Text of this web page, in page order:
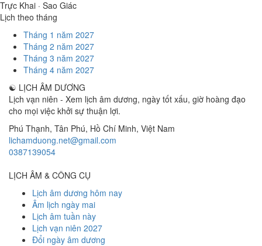
Trực Khai · Sao Giác
Lịch theo tháng
Tháng 1 năm 2027
Tháng 2 năm 2027
Tháng 3 năm 2027
Tháng 4 năm 2027
☯ LỊCH ÂM DƯƠNG
Lịch vạn niên - Xem lịch âm dương, ngày tốt xấu, giờ hoàng đạo
cho mọi việc khởi sự thuận lợi.
Phú Thạnh, Tân Phú, Hồ Chí Minh, Việt Nam
lichamduong.net@gmail.com
0387139054
LỊCH ÂM & CÔNG CỤ
Lịch âm dương hôm nay
Âm lịch ngày mai
Lịch âm tuần này
Lịch vạn niên 2027
Đổi ngày âm dương